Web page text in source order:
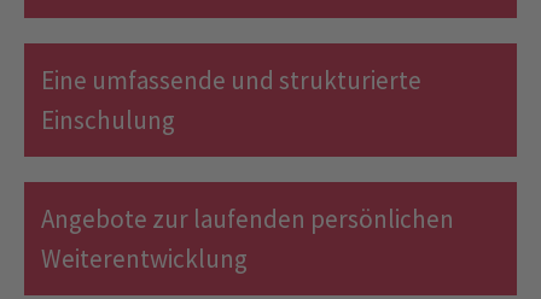
Eine umfassende und strukturierte
Einschulung
Angebote zur laufenden persönlichen
Weiterentwicklung